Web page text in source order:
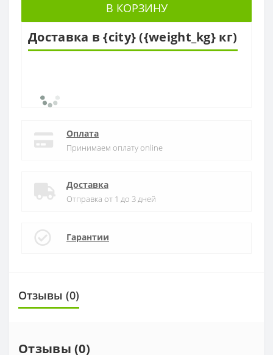
В КОРЗИНУ
Доставка в {city} ({weight_kg} кг)
Оплата
Принимаем оплату online
Доставка
Отправка от 1 до 3 дней
Гарантии
Отзывы (0)
Отзывы (0)